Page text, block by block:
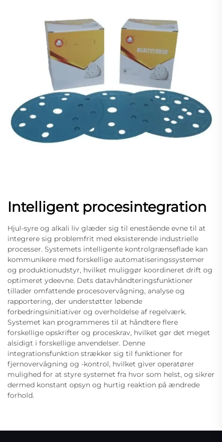
Intelligent procesintegration
Hjul-syre og alkali liv glæder sig til enestående evne til at
integrere sig problemfrit med eksisterende industrielle
processer. Systemets intelligente kontrolgrænseflade kan
kommunikere med forskellige automatiseringssystemer
og produktionudstyr, hvilket muliggør koordineret drift og
optimeret ydeevne. Dets datavhåndteringsfunktioner
tillader omfattende procesovervågning, analyse og
rapportering, der understøtter løbende
forbedringsinitiativer og overholdelse af regelværk.
Systemet kan programmeres til at håndtere flere
forskellige opskrifter og proceskrav, hvilket gør det meget
alsidigt i forskellige anvendelser. Denne
integrationsfunktion strækker sig til funktioner for
fjernovervågning og -kontrol, hvilket giver operatører
mulighed for at styre systemet fra hvor som helst, og sikrer
dermed konstant opsyn og hurtig reaktion på ændrede
forhold.